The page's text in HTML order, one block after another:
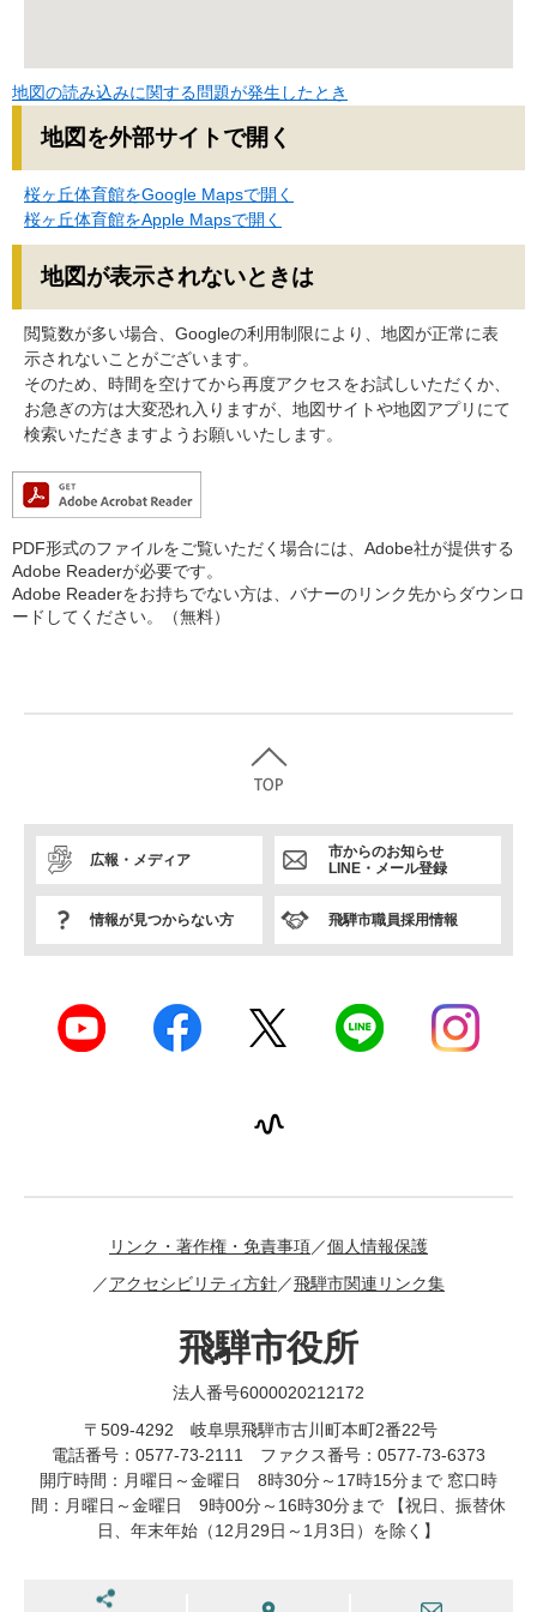
地図の読み込みに関する問題が発生したとき
地図を外部サイトで開く
桜ヶ丘体育館をGoogle Mapsで開く
桜ヶ丘体育館をApple Mapsで開く
地図が表示されないときは
閲覧数が多い場合、Googleの利用制限により、地図が正常に表
示されないことがございます。
そのため、時間を空けてから再度アクセスをお試しいただくか、
お急ぎの方は大変恐れ入りますが、地図サイトや地図アプリにて
検索いただきますようお願いいたします。
PDF形式のファイルをご覧いただく場合には、Adobe社が提供する
Adobe Readerが必要です。
Adobe Readerをお持ちでない方は、バナーのリンク先からダウンロ
ードしてください。（無料）
広報・メディア
市からのお知らせ
LINE・メール登録
情報が見つからない方 飛騨市職員採用情報
リンク・著作権・免責事項
個人情報保護
アクセシビリティ方針
飛騨市関連リンク集
飛騨市役所
法人番号6000020212172
〒509-4292 岐阜県飛騨市古川町本町2番22号
電話番号：0577-73-2111 ファクス番号：0577-73-6373
開庁時間：月曜日～金曜日 8時30分～17時15分まで 窓口時
間：月曜日～金曜日 9時00分～16時30分まで 【祝日、振替休
日、年末年始（12月29日～1月3日）を除く】